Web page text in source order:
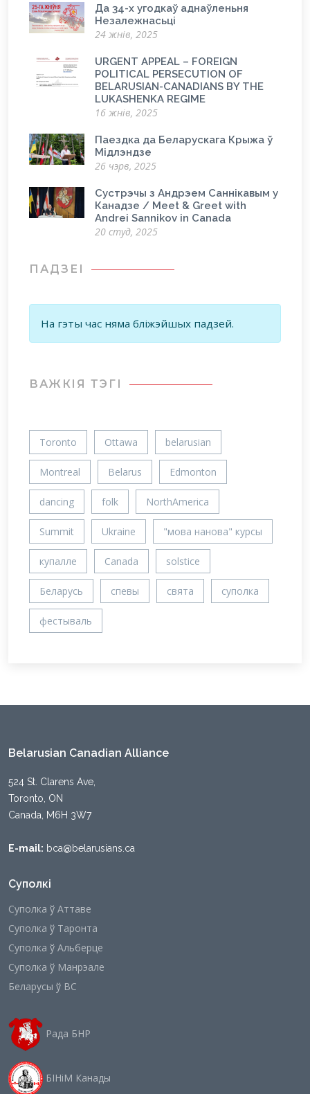
Да 34-х угодкаў аднаўленьня
Незалежнасьці
24 жнів, 2025
URGENT APPEAL – FOREIGN
POLITICAL PERSECUTION OF
BELARUSIAN-CANADIANS BY THE
LUKASHENKA REGIME
16 жнів, 2025
Паездка да Беларускага Крыжа ў
Мідлэндзе
26 чэрв, 2025
Сустрэчы з Андрэем Саннікавым у
Канадзе / Meet & Greet with
Andrei Sannikov in Canada
20 студ, 2025
ПАДЗЕІ
На гэты час няма бліжэйшых падзей.
ВАЖКIЯ ТЭГІ
Toronto Ottawa belarusian
Montreal Belarus Edmonton
dancing folk NorthAmerica
Summit Ukraine "мова нанова" курсы
купалле Canada solstice
Беларусь спевы свята суполка
фестываль
Belarusian Canadian Alliance
524 St. Clarens Ave,
Toronto, ON
Canada, M6H 3W7
E-mail: bca@belarusians.ca
Суполкі
Суполка ў Аттаве
Суполка ў Таронта
Суполка ў Альберце
Суполка ў Манрэале
Беларусы ў ВС
Рада БНР
БІНіМ Канады